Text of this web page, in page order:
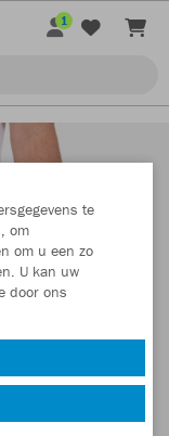
1
te
om
om u een zo
U kan uw
door ons